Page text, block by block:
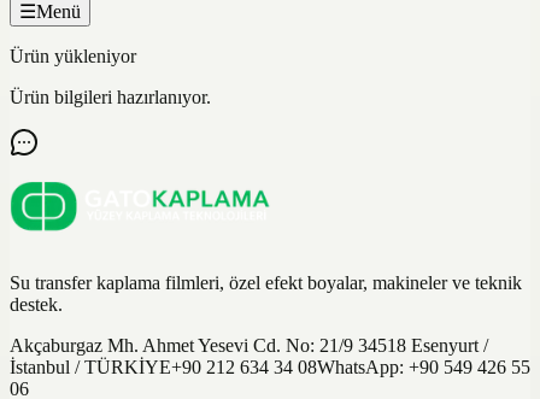
☰Menü
Ürün yükleniyor
Ürün bilgileri hazırlanıyor.
Su transfer kaplama filmleri, özel efekt boyalar, makineler ve teknik
destek.
Akçaburgaz Mh. Ahmet Yesevi Cd. No: 21/9 34518 Esenyurt /
İstanbul / TÜRKİYE+90 212 634 34 08WhatsApp: +90 549 426 55
06